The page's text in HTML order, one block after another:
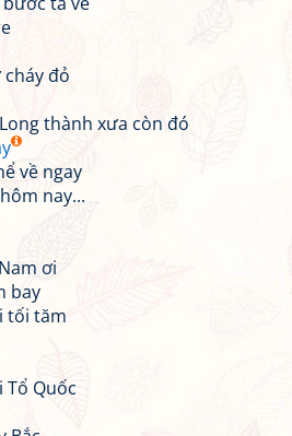
đỏ
thành xưa còn đó
về ngay
nay...
ơi
bay
tối tăm
Quốc